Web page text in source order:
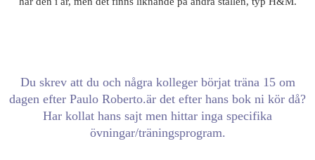
Du skrev att du och några kolleger börjat träna 15 om
dagen efter Paulo Roberto.är det efter hans bok ni kör då?
Har kollat hans sajt men hittar inga specifika
övningar/träningsprogram.